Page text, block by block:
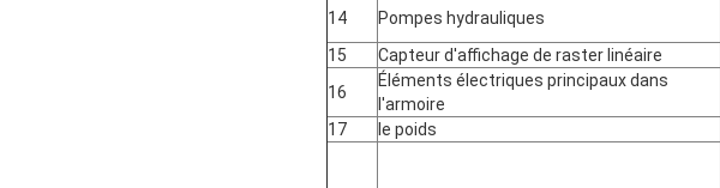
14
Pompes hydrauliques
15
Capteur d'affichage de raster linéaire
16
Éléments électriques principaux dans
l'armoire
17
le poids